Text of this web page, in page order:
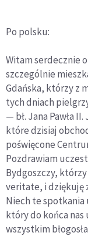
Po polsku:
Witam serdecznie
szczególnie
Gdańska, którzy z
tych dniach
— bł. Jana Pawła
które dzisiaj
poświęcone
Pozdrawiam
Bydgoszczy,
veritate, i dziękuję
Niech te spotkania
który do końca nas
wszystkim